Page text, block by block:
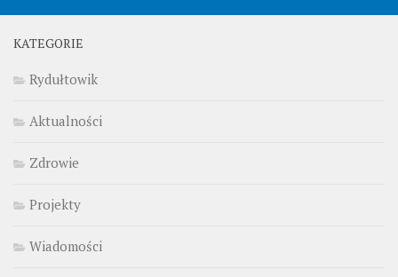
KATEGORIE
Rydułtowik
Aktualności
Zdrowie
Projekty
Wiadomości